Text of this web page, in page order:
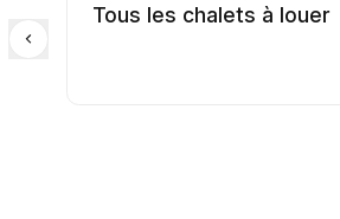
Tous les chalets à louer